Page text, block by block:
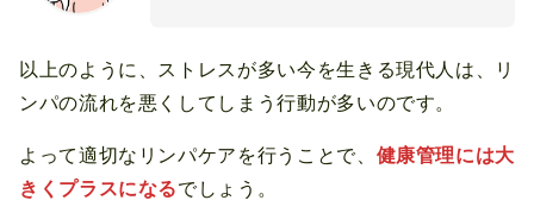
以上のように、ストレスが多い今を生きる現代人は、リ
ンパの流れを悪くしてしまう行動が多いのです。
よって適切なリンパケアを行うことで、 健康管理には大
きくプラスになるでしょう。